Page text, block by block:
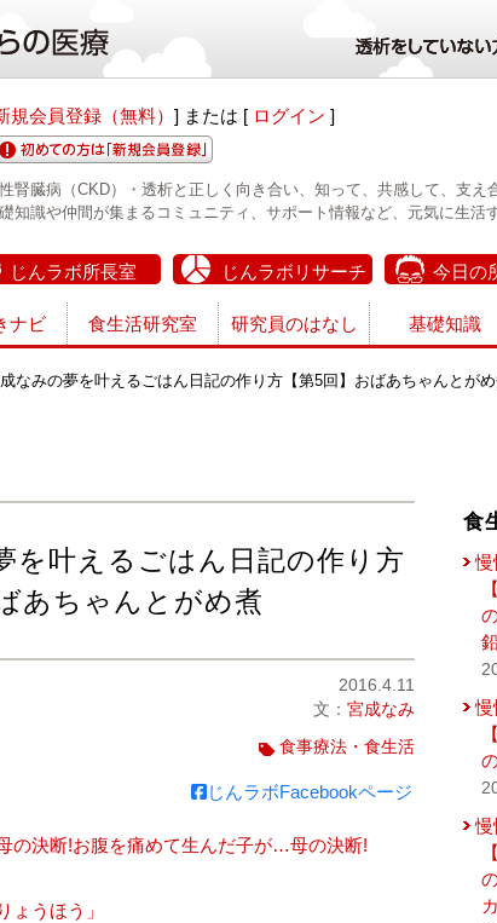
規会員登録（無料） ] または [ ログイン ]
腎臓病（CKD）・透析と正しく向き合い、知って、共感して、支え
知識や仲間が集まるコミュニティ、サポート情報など、元気に生活
じんラボ所長室 じんラボリサーチ 今日の
ナビ 食生活研究室 研究員のはなし 基礎知識
なみの夢を叶えるごはん日記の作り方【第5回】おばあちゃんとが
を叶えるごはん日記の作り方
あちゃんとがめ煮
2016.4.11
文： 宮成なみ
食事療法・食生活
じんラボFacebookページ
の決断!お腹を痛めて生んだ子が…母の決断!
ょうほう」
食
慢
慢
慢